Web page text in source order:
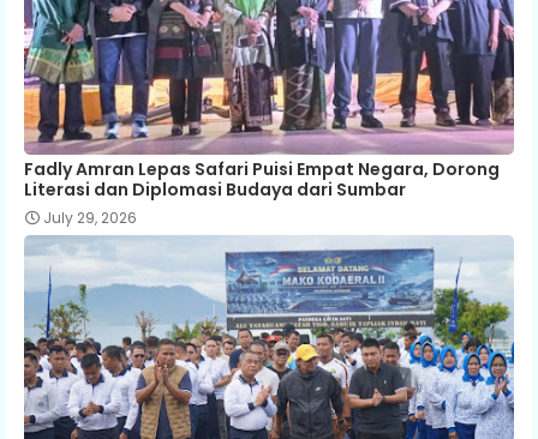
Fadly Amran Lepas Safari Puisi Empat Negara, Dorong
Literasi dan Diplomasi Budaya dari Sumbar
July 29, 2026